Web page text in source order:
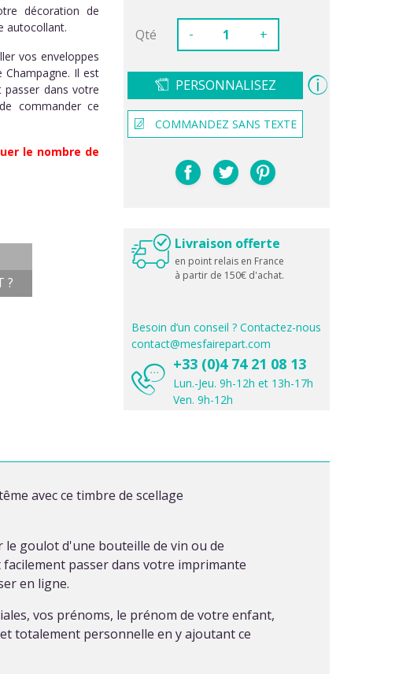
décoration de
autocollant.
vos enveloppes
Il est
dans votre
commander ce
le nombre de
?
Qté - +
PERSONNALISEZ
COMMANDEZ SANS TEXTE
Livraison offerte
en point relais en France
à partir de 150€ d'achat.
Besoin d’un conseil ? Contactez-nous
contact@mesfairepart.com
+33 (0)4 74 21 08 13
Lun.-Jeu. 9h-12h et 13h-17h
Ven. 9h-12h
avec ce timbre de scellage
le goulot d'une bouteille de vin ou de
passer dans votre imprimante
en ligne.
vos prénoms, le prénom de votre enfant,
totalement personnelle en y ajoutant ce